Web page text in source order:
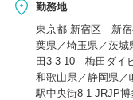
勤務地
東京都 新宿区 新宿
葉県／埼玉県／茨
田3-3-10 梅田ダイ
和歌山県／静岡県
駅中央街8-1 JRJP